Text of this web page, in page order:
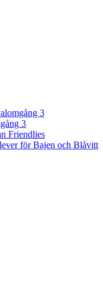
3
3
Friendlies
för Bajen och Blåvitt